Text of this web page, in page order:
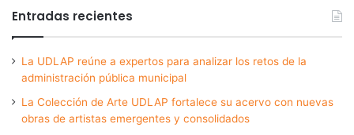
Entradas recientes
La UDLAP reúne a expertos para analizar los retos de la
administración pública municipal
La Colección de Arte UDLAP fortalece su acervo con nuevas
obras de artistas emergentes y consolidados